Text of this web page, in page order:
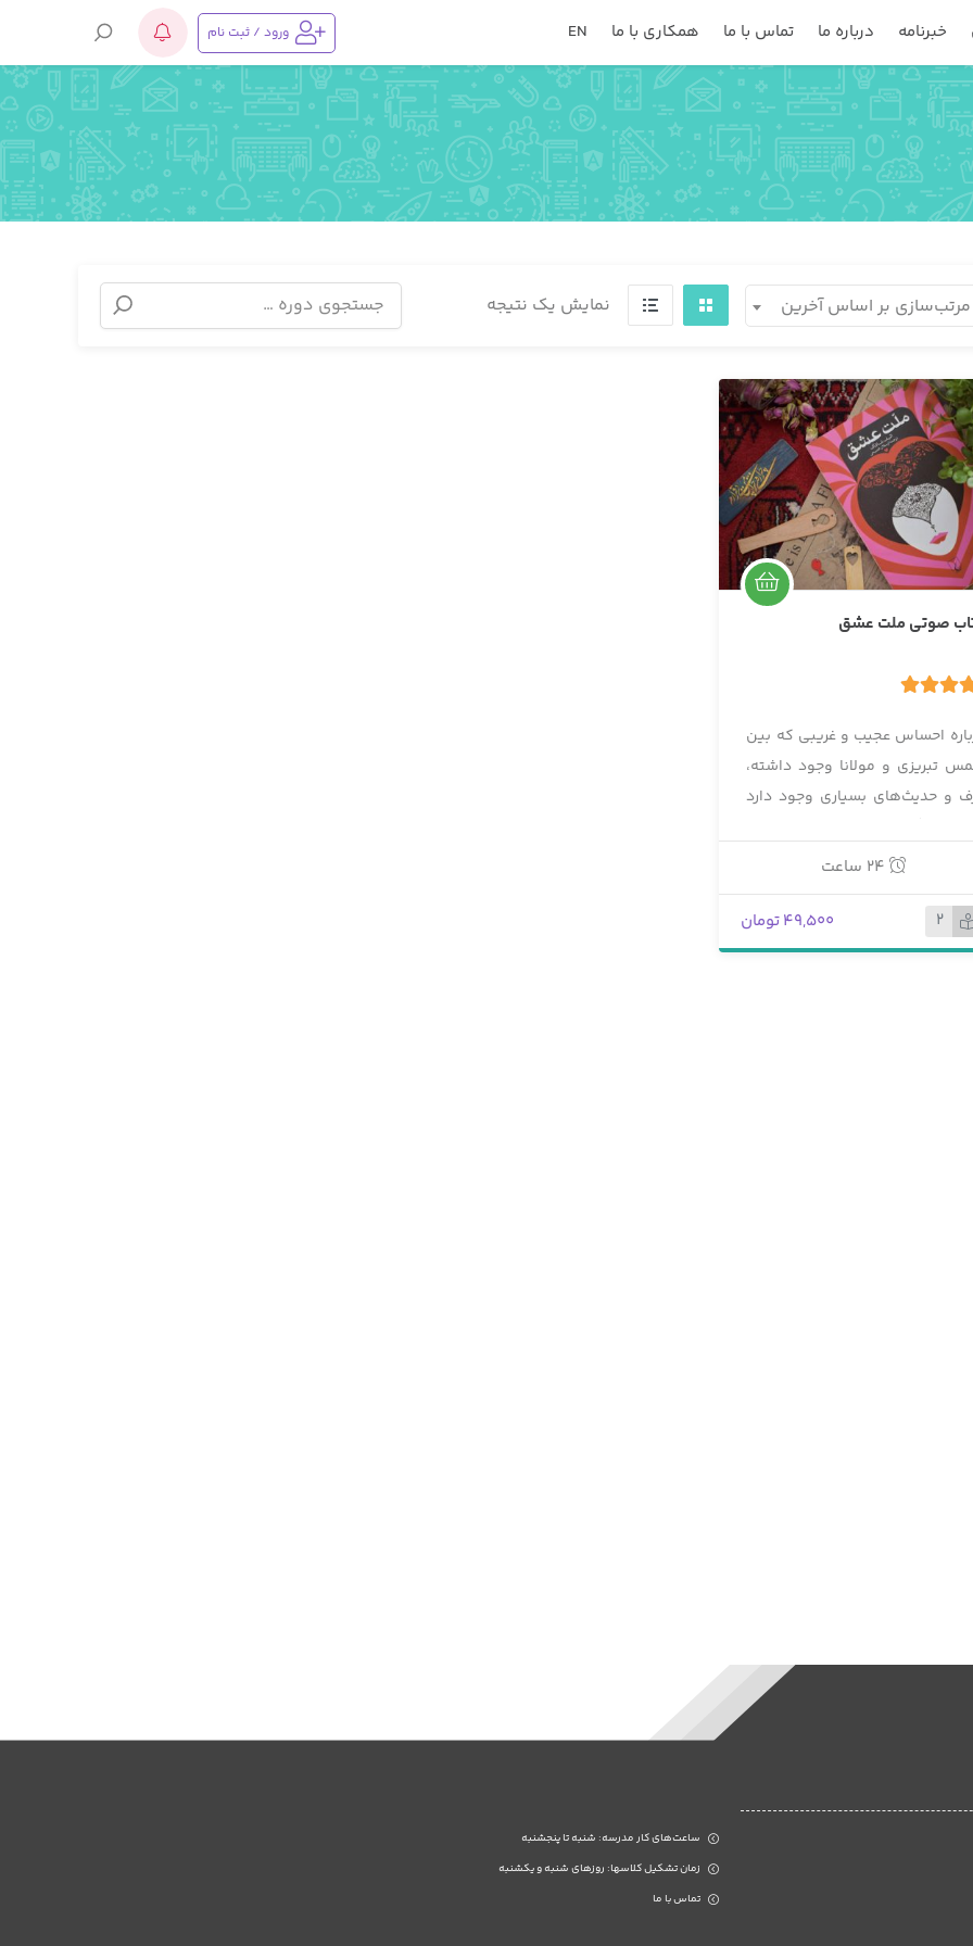
خبرنامه درباره ما تماس با ما همکاری با ما EN ورود / ثبت نام
مرتب‌سازی بر اساس آخرین نمایش یک نتیجه
صوتی ملت عشق
احساس عجیب و غریبی که بین
تبریزی و مولانا وجود داشته،
و حدیث‌های بسیاری وجود دارد
این موضوع نیست که آن مراوده و
و مرید و مرادی، نوع منحصر
فردی از عرفان بوده و اتفاقاً این
به قدری قوی و روشن بوده که
2 49,500 تومان
ساعت‌های کار مدرسه: شنبه تا پنجشنبه
زمان تشکیل کلاسها: روزهای شنبه و یکشنبه
تماس با ما